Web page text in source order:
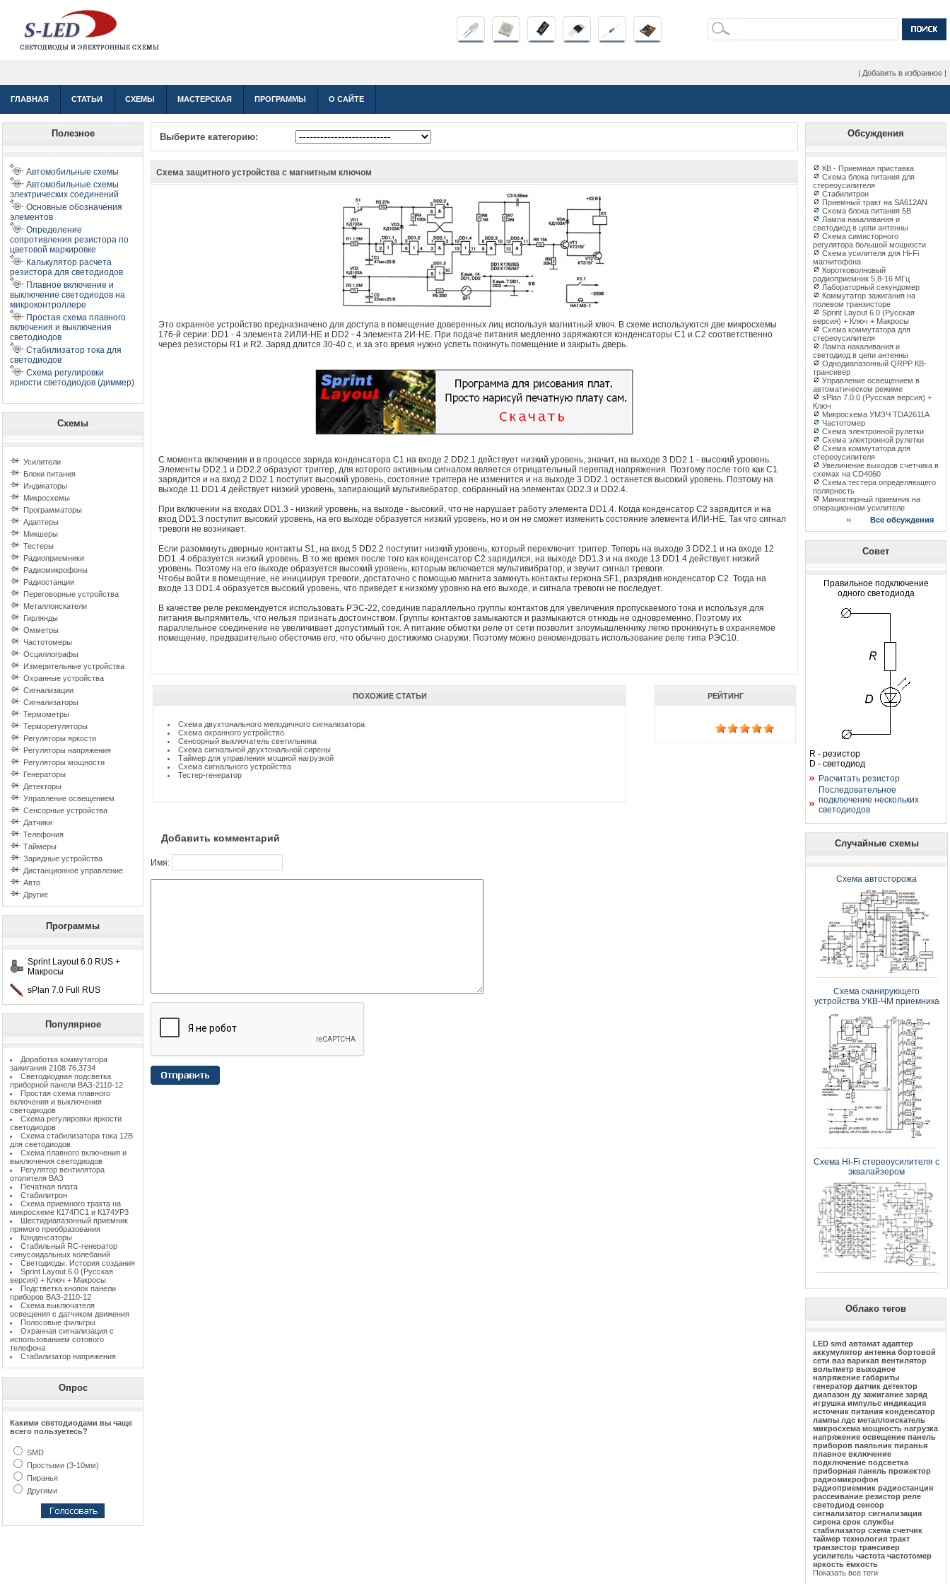
| Добавить в избранное |
ГЛАВНАЯ СТАТЬИ СХЕМЫ МАСТЕРСКАЯ ПРОГРАММЫ О САЙТЕ
Полезное
Автомобильные схемы
Автомобильные схемы
электрических соединений
Основные обозначения
элементов
Определение
сопротивления резистора по
цветовой маркировке
Калькулятор расчета
резистора для светодиодов
Плавное включение и
выключение светодиодов на
микроконтроллере
Простая схема плавного
включения и выключения
светодиодов
Стабилизатор тока для
светодиодов
Схема регулировки
яркости светодиодов (диммер)
Схемы
Усилители
Блоки питания
Индикаторы
Микросхемы
Программаторы
Адаптеры
Микшеры
Тестеры
Радиоприемники
Радиомикрофоны
Радиостанции
Переговорные устройства
Металлоискатели
Гирлянды
Омметры
Частотомеры
Осциллографы
Измерительные устройства
Охранные устройства
Сигнализации
Сигнализаторы
Термометры
Терморегуляторы
Регуляторы яркости
Регуляторы напряжения
Регуляторы мощности
Генераторы
Детекторы
Управление освещением
Сенсорные устройства
Датчики
Телефония
Таймеры
Зарядные устройства
Дистанционное управление
Авто
Другие
Программы
Sprint Layout 6.0 RUS +
Макросы
sPlan 7.0 Full RUS
Популярное
Доработка коммутатора
зажигания 2108 76.3734
Светодиодная подсветка
приборной панели ВАЗ-2110-12
Простая схема плавного
включения и выключения
светодиодов
Схема регулировки яркости
светодиодов
Схема стабилизатора тока 12В
для светодиодов
Схема плавного включения и
выключения светодиодов
Регулятор вентилятора
отопителя ВАЗ
Печатная плата
Стабилитрон
Схема приемного тракта на
микросхеме К174ПС1 и К174УР3
Шестидиапазонный приемник
прямого преобразования
Конденсаторы
Стабильный RC-генератор
синусоидальных колебаний
Светодиоды. История создания
Sprint Layout 6.0 (Русская
версия) + Ключ + Макросы
Подстветка кнопок панели
приборов ВАЗ-2110-12
Схема выключателя
освещения с датчиком движения
Полосовые фильтры
Охранная сигнализация с
использованием сотового
телефона
Стабилизатор напряжения
Опрос
Какими светодиодами вы чаще
всего пользуетесь?
SMD
Простыми (3-10мм)
Пиранья
Другими
Выберите категорию:
Схема защитного устройства с магнитным ключом
Это охранное устройство предназначено для доступа в помещение доверенных лиц используя магнитный ключ. В схеме используются две микросхемы
176-й серии: DD1 - 4 элемента 2ИЛИ-НЕ и DD2 - 4 элемента 2И-НЕ. При подаче питания медленно заряжаются конденсаторы С1 и С2 соответственно
через резисторы R1 и R2. Заряд длится 30-40 с, и за это время нужно успеть покинуть помещение и закрыть дверь.
С момента включения и в процессе заряда конденсатора С1 на входе 2 DD2.1 действует низкий уровень, значит, на выходе 3 DD2.1 - высокий уровень.
Элементы DD2.1 и DD2.2 образуют триггер, для которого активным сигналом является отрицательный перепад напряжения. Поэтому после того как С1
зарядится и на вход 2 DD2.1 поступит высокий уровень, состояние триггера не изменится и на выходе 3 DD2.1 останется высокий уровень. Поэтому на
выходе 11 DD1.4 действует низкий уровень, запирающий мультивибратор, собранный на элементах DD2.3 и DD2.4.
При включении на входах DD1.3 - низкий уровень, на выходе - высокий, что не нарушает работу элемента DD1.4. Когда конденсатор С2 зарядится и на
вход DD1.3 поступит высокий уровень, на его выходе образуется низкий уровень, но и он не сможет изменить состояние элемента ИЛИ-НЕ. Так что сигнал
тревоги не возникает.
Если разомкнуть дверные контакты S1, на вход 5 DD2.2 поступит низкий уровень, который переключит триггер. Теперь на выходе 3 DD2.1 и на входе 12
DD1 .4 образуется низкий уровень. В то же время после того как конденсатор С2 зарядился, на выходе DD1.3 и на входе 13 DD1.4 действует низкий
уровень. Поэтому на его выходе образуется высокий уровень, которым включается мультивибратор, и звучит сигнал тревоги.
Чтобы войти в помещение, не инициируя тревоги, достаточно с помощью магнита замкнуть контакты геркона SF1, разрядив конденсатор С2. Тогда на
входе 13 DD1.4 образуется высокий уровень, что приведет к низкому уровню на его выходе, и сигнала тревоги не последует.
В качестве реле рекомендуется использовать РЭС-22, соединив параллельно группы контактов для увеличения пропускаемого тока и используя для
питания выпрямитель, что нельзя признать достоинством. Группы контактов замыкаются и размыкаются отнюдь не одновременно. Поэтому их
параллельное соединение не увеличивает допустимый ток. А питание обмотки реле от сети позволит злоумышленнику легко проникнуть в охраняемое
помещение, предварительно обесточив его, что обычно достижимо снаружи. Поэтому можно рекомендовать использование реле типа РЭС10.
ПОХОЖИЕ СТАТЬИ
Схема двухтонального мелодичного сигнализатора
Схема охранного устройство
Сенсорный выключатель светильника
Схема сигнальной двухтональной сирены
Таймер для управления мощной нагрузкой
Схема сигнального устройства
Тестер-генератор
РЕЙТИНГ
Добавить комментарий
Имя:
Обсуждения
КВ - Приемная приставка
Схема блока питания для
стереоусилителя
Стабилитрон
Приемный тракт на SA612AN
Схема блока питания 5В
Лампа накаливания и
светодиод в цепи антенны
Схема симисторного
регулятора большой мощности
Схема усилителя для Hi-Fi
магнитофона
Коротковолновый
радиоприемник 5,8-16 МГц
Лабораторный секундомер
Коммутатор зажигания на
полевом транзисторе
Sprint Layout 6.0 (Русская
версия) + Ключ + Макросы
Схема коммутатора для
стереоусилителя
Лампа накаливания и
светодиод в цепи антенны
Однодиапазонный QRPP КВ-
трансивер
Управление освещением в
автоматическом режиме
sPlan 7.0.0 (Русская версия) +
Ключ
Микросхема УМЗЧ TDA2611A
Частотомер
Схема электронной рулетки
Схема электронной рулетки
Схема коммутатора для
стереоусилителя
Увеличение выходов счетчика в
схемах на CD4060
Схема тестера определяющего
полярность
Миниатюрный приемник на
операционном усилителе
Все обсуждения
Совет
Правильное подключение
одного светодиода
R - резистор
D - светодиод
Расчитать резистор
Последовательное
подключение нескольких
светодиодов
Случайные схемы
Схема автосторожа
Схема сканирующего
устройства УКВ-ЧМ приемника
Схема Hi-Fi стереоусилителя с
эквалайзером
Облако тегов
LED smd автомат адаптер
аккумулятор антенна бортовой
сети ваз варикап вентилятор
вольтметр выходное
напряжение габариты
генератор датчик детектор
диапазон ду зажигание заряд
игрушка импульс индикация
источник питания конденсатор
лампы лдс металлоискатель
микросхема мощность нагрузка
напряжение освещение панель
приборов паяльник пиранья
плавное включение
подключение подсветка
приборная панель прожектор
радиомикрофон
радиоприемник радиостанция
рассеивание резистор реле
светодиод сенсор
сигнализатор сигнализация
сирена срок службы
стабилизатор схема счетчик
таймер технология тракт
транзистор трансивер
усилитель частота частотомер
яркость ёмкость
Показать все теги